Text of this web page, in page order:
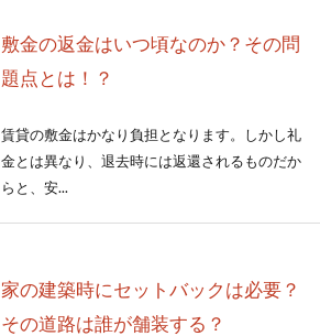
敷金の返金はいつ頃なのか？その問
題点とは！？
賃貸の敷金はかなり負担となります。しかし礼
金とは異なり、退去時には返還されるものだか
らと、安...
家の建築時にセットバックは必要？
その道路は誰が舗装する？